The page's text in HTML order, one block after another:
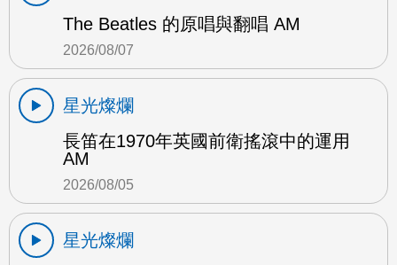
The Beatles 的原唱與翻唱 AM
2026/08/07
星光燦爛
長笛在1970年英國前衛搖滾中的運用
AM
2026/08/05
星光燦爛